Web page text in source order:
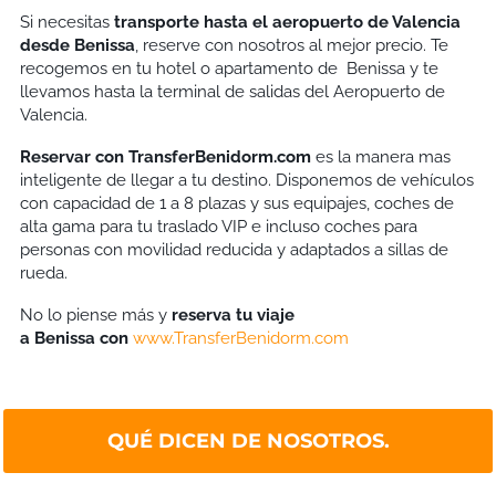
Si necesitas transporte hasta el aeropuerto de Valencia
desde Benissa, reserve con nosotros al mejor precio. Te
recogemos en tu hotel o apartamento de Benissa y te
llevamos hasta la terminal de salidas del Aeropuerto de
Valencia.
Reservar con TransferBenidorm.comes la manera mas
inteligente de llegar a tu destino. Disponemos de vehículos
con capacidad de 1 a 8 plazas y sus equipajes, coches de
alta gama para tu traslado VIP e incluso coches para
personas con movilidad reducida y adaptados a sillas de
rueda.
No lo piense más y reserva tu viaje
a Benissa con www.TransferBenidorm.com
QUÉ DICEN DE NOSOTROS.